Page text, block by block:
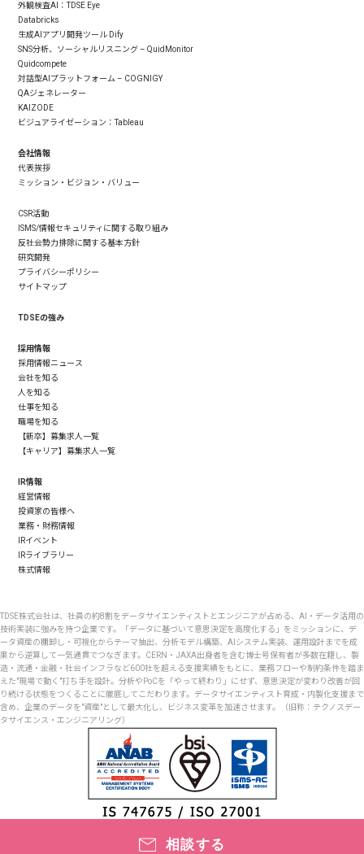
外観検査AI：TDSE Eye
Databricks
生成AIアプリ開発ツール Dify
SNS分析、ソーシャルリスニング – QuidMonitor
Quidcompete
対話型AIプラットフォーム – COGNIGY
QAジェネレーター
KAIZODE
ビジュアライゼーション：Tableau
会社情報
代表挨拶
ミッション・ビジョン・バリュー
CSR活動
ISMS/情報セキュリティに関する取り組み
反社会勢力排除に関する基本方針
研究開発
プライバシーポリシー
サイトマップ
TDSEの強み
採用情報
採用情報ニュース
会社を知る
人を知る
仕事を知る
職場を知る
【新卒】募集求人一覧
【キャリア】募集求人一覧
IR情報
経営情報
投資家の皆様へ
業務・財務情報
IRイベント
IRライブラリー
株式情報
TDSE株式会社は、社員の約8割をデータサイエンティストとエンジニアが占める、AI・データ活用の
技術実装に強みを持つ企業です。「データに基づいて意思決定を高度化する」をミッションに、デ
ータ資産の棚卸し・可視化からテーマ抽出、分析モデル構築、AIシステム実装、運用設計までを成
果から逆算して一気通貫でつなぎます。CERN・JAXA出身者を含む博士号保有者が多数在籍し、製
造・流通・金融・社会インフラなど600社を超える支援実績をもとに、業務フローや制約条件を踏ま
えた"現場で動く"打ち手を設計。分析やPoCを「やって終わり」にせず、意思決定が変わり改善が回
り続ける状態をつくることに徹底してこだわります。データサイエンティスト育成・内製化支援まで
含め、企業のデータを"資産"として最大化し、ビジネス変革を加速させます。（旧称：テクノスデー
タサイエンス・エンジニアリング）
相談する